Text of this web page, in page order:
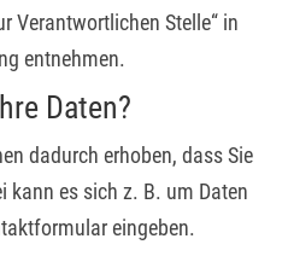
Verantwortlichen Stelle“ in
entnehmen.
Daten?
dadurch erhoben, dass Sie
kann es sich z. B. um Daten
eingeben.